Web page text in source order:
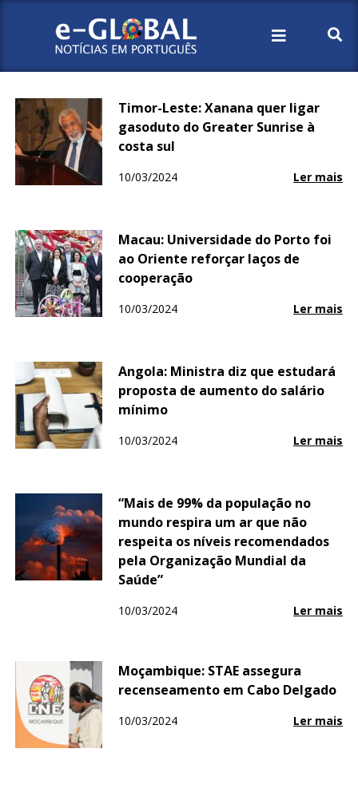
Início 2024 Março 10
Timor-Leste: Xanana quer ligar
gasoduto do Greater Sunrise à
costa sul
10/03/2024 Ler mais
Macau: Universidade do Porto foi
ao Oriente reforçar laços de
cooperação
10/03/2024 Ler mais
Angola: Ministra diz que estudará
proposta de aumento do salário
mínimo
10/03/2024 Ler mais
“Mais de 99% da população no
mundo respira um ar que não
respeita os níveis recomendados
pela Organização Mundial da
Saúde”
10/03/2024 Ler mais
Moçambique: STAE assegura
recenseamento em Cabo Delgado
10/03/2024 Ler mais